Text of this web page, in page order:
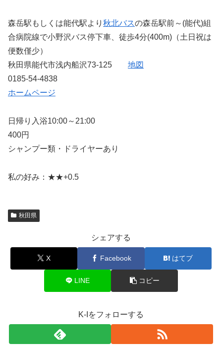
森岳駅もしくは能代駅より 秋北バスの森岳駅前～(能代)組
合病院線で小野沢バス停下車、徒歩4分(400m)（土日祝は
便数僅少）
秋田県能代市浅内船沢73-125 地図
0185-54-4838
ホームページ
日帰り入浴10:00～21:00
400円
シャンプー類・ドライヤーあり
私の好み：★★+0.5
秋田県
シェアする
X Facebook はてブ
LINE コピー
K-Iをフォローする